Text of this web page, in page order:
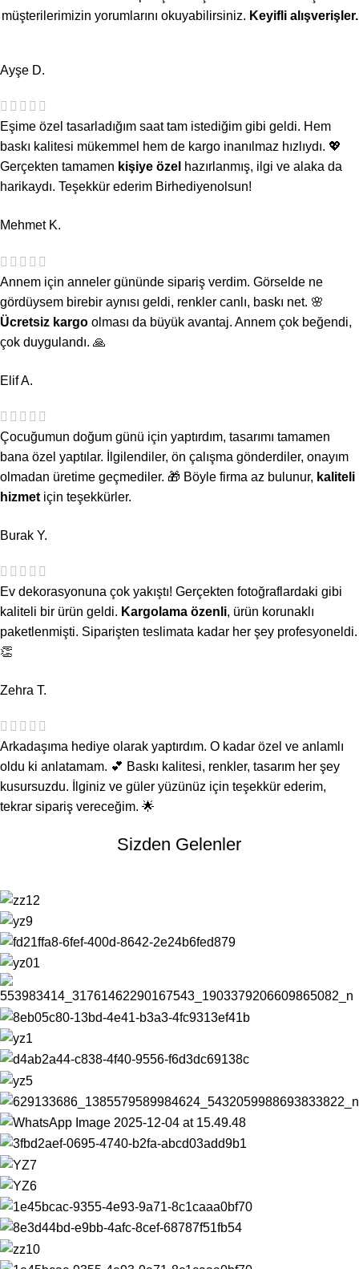
müşterilerimizin yorumlarını okuyabilirsiniz. Keyifli alışverişler.
Ayşe D.
Eşime özel tasarladığım saat tam istediğim gibi geldi. Hem
baskı kalitesi mükemmel hem de kargo inanılmaz hızlıydı. 💖
Gerçekten tamamen kişiye özel hazırlanmış, ilgi ve alaka da
harikaydı. Teşekkür ederim Birhediyenolsun!
Mehmet K.
Annem için anneler gününde sipariş verdim. Görselde ne
gördüysem birebir aynısı geldi, renkler canlı, baskı net. 🌸
Ücretsiz kargo olması da büyük avantaj. Annem çok beğendi,
çok duygulandı. 🙏
Elif A.
Çocuğumun doğum günü için yaptırdım, tasarımı tamamen
bana özel yaptılar. İlgilendiler, ön çalışma gönderdiler, onayım
olmadan üretime geçmediler. 🎁 Böyle firma az bulunur, kaliteli
hizmet için teşekkürler.
Burak Y.
Ev dekorasyonuna çok yakıştı! Gerçekten fotoğraflardaki gibi
kaliteli bir ürün geldi. Kargolama özenli, ürün korunaklı
paketlenmişti. Siparişten teslimata kadar her şey profesyoneldi.
👏
Zehra T.
Arkadaşıma hediye olarak yaptırdım. O kadar özel ve anlamlı
oldu ki anlatamam. 💕 Baskı kalitesi, renkler, tasarım her şey
kusursuzdu. İlginiz ve güler yüzünüz için teşekkür ederim,
tekrar sipariş vereceğim. 🌟
Sizden Gelenler